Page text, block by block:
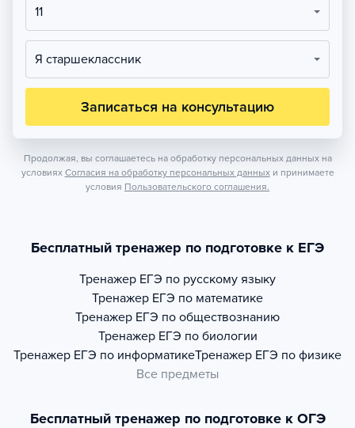
11
Я старшеклассник
Записаться на консультацию
Продолжая, вы соглашаетесь на обработку персональных данных на
условиях Согласия на обработку персональных данных и принимаете
условия Пользовательского соглашения.
Бесплатный тренажер по подготовке к ЕГЭ
Тренажер ЕГЭ по русскому языку
Тренажер ЕГЭ по математике
Тренажер ЕГЭ по обществознанию
Тренажер ЕГЭ по биологии
Тренажер ЕГЭ по информатикеТренажер ЕГЭ по физике
Все предметы
Бесплатный тренажер по подготовке к ОГЭ